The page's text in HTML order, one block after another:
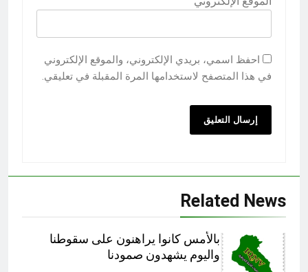
احفظ اسمي، بريدي الإلكتروني، والموقع الإلكتروني
في هذا المتصفح لاستخدامها المرة المقبلة في تعليقي.
Related News
بالأمس كانوا يراهنون على سقوطنا
واليوم يشهدون صمودنا